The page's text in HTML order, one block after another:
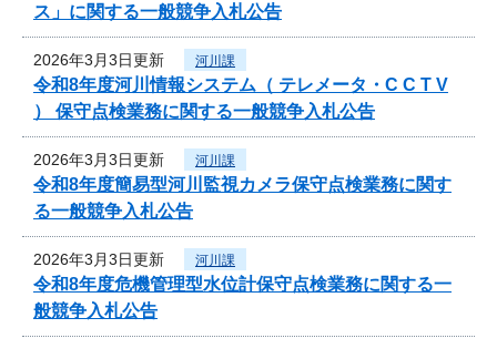
ス」に関する一般競争入札公告
2026年3月3日更新 河川課
令和8年度河川情報システム（ テレメータ・C C T V
） 保守点検業務に関する一般競争入札公告
2026年3月3日更新 河川課
令和8年度簡易型河川監視カメラ保守点検業務に関す
る一般競争入札公告
2026年3月3日更新 河川課
令和8年度危機管理型水位計保守点検業務に関する一
般競争入札公告